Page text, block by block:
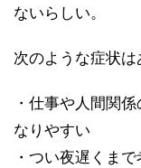
ないらしい。
次のような症状
・仕事や人間関
なりやすい
・つい夜遅くま